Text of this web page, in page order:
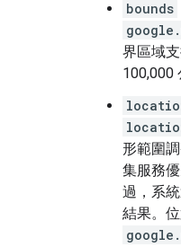
bounds
界區域
100,000
形範圍
集服務
過，系
結果。